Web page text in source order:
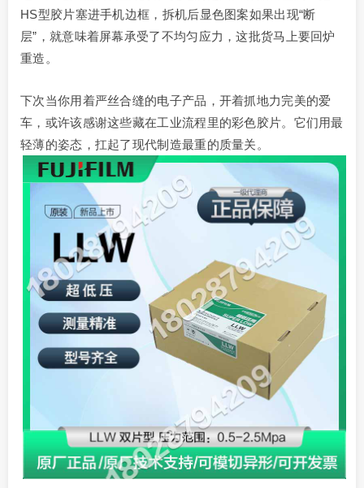
HS型胶片塞进手机边框，拆机后显色图案如果出现“断
层”，就意味着屏幕承受了不均匀应力，这批货马上要回炉
重造。
下次当你用着严丝合缝的电子产品，开着抓地力完美的爱
车，或许该感谢这些藏在工业流程里的彩色胶片。它们用最
轻薄的姿态，扛起了现代制造最重的质量关。